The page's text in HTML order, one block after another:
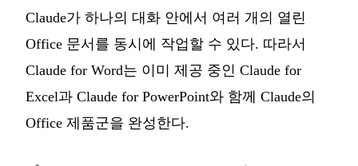
Claude가 하나의 대화 안에서 여러 개의 열린
Office 문서를 동시에 작업할 수 있다. 따라서
Claude for Word는 이미 제공 중인 Claude for
Excel과 Claude for PowerPoint와 함께 Claude의
Office 제품군을 완성한다.